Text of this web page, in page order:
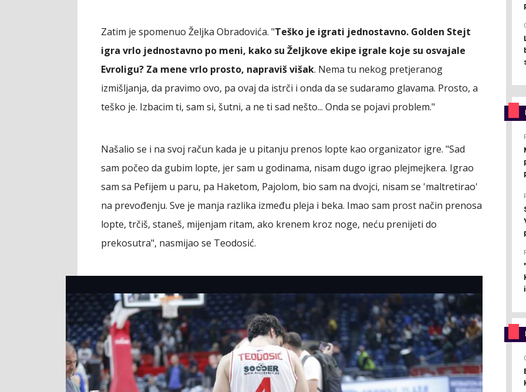
Zatim je spomenuo Željka Obradovića. "Teško je igrati jednostavno. Golden Stejt
igra vrlo jednostavno po meni, kako su Željkove ekipe igrale koje su osvajale
Evroligu? Za mene vrlo prosto, napraviš višak. Nema tu nekog pretjeranog
izmišljanja, da pravimo ovo, pa ovaj da istrči i onda da se sudaramo glavama. Prosto, a
teško je. Izbacim ti, sam si, šutni, a ne ti sad nešto... Onda se pojavi problem."
Našalio se i na svoj račun kada je u pitanju prenos lopte kao organizator igre. "Sad
sam počeo da gubim lopte, jer sam u godinama, nisam dugo igrao plejmejkera. Igrao
sam sa Pefijem u paru, pa Haketom, Pajolom, bio sam na dvojci, nisam se 'maltretirao'
na prevođenju. Sve je manja razlika između pleja i beka. Imao sam prost način prenosa
lopte, trčiš, staneš, mijenjam ritam, ako krenem kroz noge, neću prenijeti do
prekosutra", nasmijao se Teodosić.